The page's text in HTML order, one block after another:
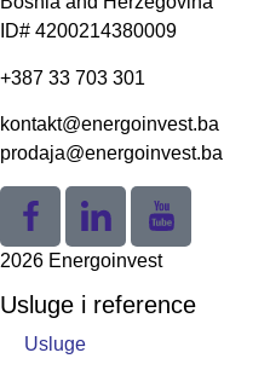
ID# 4200214380009
+387 33 703 301
kontakt@energoinvest.ba
prodaja@energoinvest.ba
2026 Energoinvest
Usluge i reference
Usluge